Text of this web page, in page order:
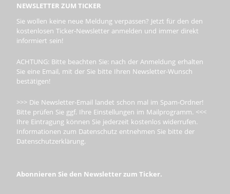
NEWSLETTER ZUM TICKER
Sie wollen keine neue Meldung verpassen? Jetzt für den den
kostenlosen Ticker-Newsletter anmelden und immer direkt
informiert sein!
ACHTUNG: Bitte beachten Sie: nach der Anmeldung erhalten
Sie eine Email, mit der Sie bitte Ihren Newsletter-Wunsch
bestätigen!
>>> Die Newsletter-Email landet schon mal im Spam-Ordner!
Bitte prüfen Sie ggf. Ihre Einstellungen im Mailprogramm. <<<
Ihre Eintragung können Sie jederzeit kostenlos widerrufen.
Informationen zum Datenschutz entnehmen Sie bitte der
Datenschutzerklärung.
Abonnieren Sie den Newsletter zum Ticker.